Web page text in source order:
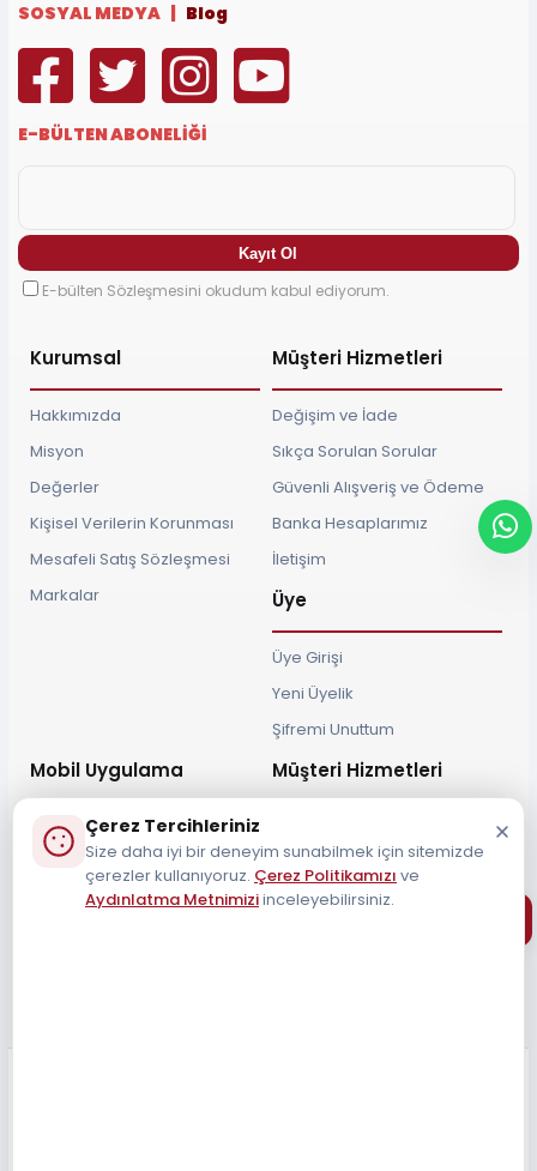
SOSYAL MEDYA | Blog
E-BÜLTEN ABONELİĞİ
E-bülten Sözleşmesini okudum kabul ediyorum.
Kurumsal
Hakkımızda
Misyon
Değerler
Kişisel Verilerin Korunması
Mesafeli Satış Sözleşmesi
Markalar
Müşteri Hizmetleri
Değişim ve İade
Sıkça Sorulan Sorular
Güvenli Alışveriş ve Ödeme
Banka Hesaplarımız
İletişim
Üye
Üye Girişi
Yeni Üyelik
Şifremi Unuttum
Mobil Uygulama Müşteri Hizmetleri
Müşteri Destek Hattı
Çerez Tercihleriniz
Size daha iyi bir deneyim sunabilmek için sitemizde
çerezler kullanıyoruz. Çerez Politikamızı ve
Aydınlatma Metnimiziinceleyebilirsiniz.